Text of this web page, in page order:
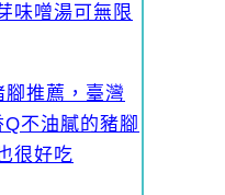
味噌湯可無限
推薦，臺灣
不油膩的豬腳
很好吃